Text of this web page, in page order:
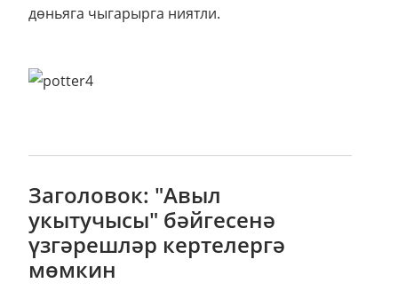
дөньяга чыгарырга ниятли.
Заголовок: "Авыл
укытучысы" бәйгесенә
үзгәрешләр кертелергә
мөмкин